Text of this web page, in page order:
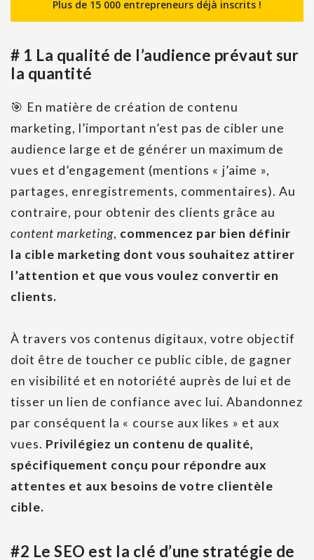
Plus de 15 000 entrepreneurs déjà inscrits !
# 1 La qualité de l’audience prévaut sur
la quantité
🎯 En matière de création de contenu
marketing, l’important n’est pas de cibler une
audience large et de générer un maximum de
vues et d’engagement (mentions « j’aime »,
partages, enregistrements, commentaires). Au
contraire, pour obtenir des clients grâce au
content marketing, commencez par bien définir
la cible marketing dont vous souhaitez attirer
l’attention et que vous voulez convertir en
clients.
À travers vos contenus digitaux, votre objectif
doit être de toucher ce public cible, de gagner
en visibilité et en notoriété auprès de lui et de
tisser un lien de confiance avec lui. Abandonnez
par conséquent la « course aux likes » et aux
vues. Privilégiez un contenu de qualité,
spécifiquement conçu pour répondre aux
attentes et aux besoins de votre clientèle
cible.
#2 Le SEO est la clé d’une stratégie de